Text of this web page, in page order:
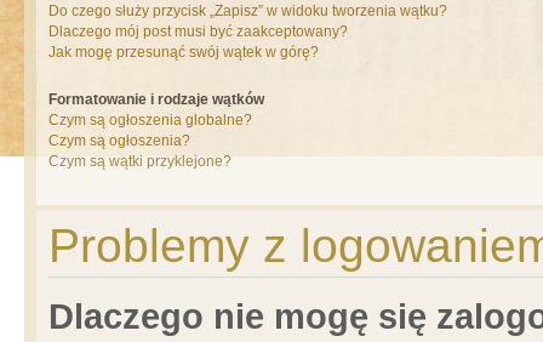
Do czego służy przycisk „Zapisz” w widoku tworzenia wątku?
Dlaczego mój post musi być zaakceptowany?
Jak mogę przesunąć swój wątek w górę?
Formatowanie i rodzaje wątków
Czym są ogłoszenia globalne?
Czym są ogłoszenia?
Czym są wątki przyklejone?
Problemy z
Dlaczego nie mogę się